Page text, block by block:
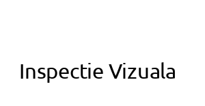
Inspectie Vizuala